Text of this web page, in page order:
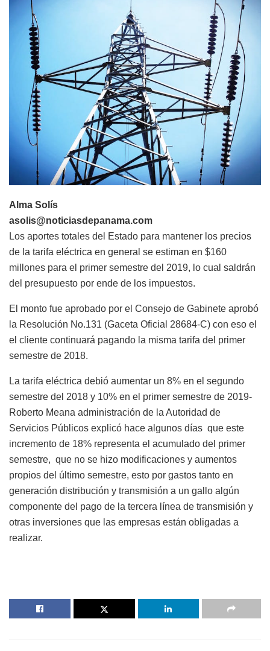
Alma Solís
asolis@noticiasdepanama.com
Los aportes totales del Estado para mantener los precios
de la tarifa eléctrica en general se estiman en $160
millones para el primer semestre del 2019, lo cual saldrán
del presupuesto por ende de los impuestos.
El monto fue aprobado por el Consejo de Gabinete aprobó
la Resolución No.131 (Gaceta Oficial 28684-C) con eso el
el cliente continuará pagando la misma tarifa del primer
semestre de 2018.
La tarifa eléctrica debió aumentar un 8% en el segundo
semestre del 2018 y 10% en el primer semestre de 2019-
Roberto Meana administración de la Autoridad de
Servicios Públicos explicó hace algunos días que este
incremento de 18% representa el acumulado del primer
semestre, que no se hizo modificaciones y aumentos
propios del último semestre, esto por gastos tanto en
generación distribución y transmisión a un gallo algún
componente del pago de la tercera línea de transmisión y
otras inversiones que las empresas están obligadas a
realizar.